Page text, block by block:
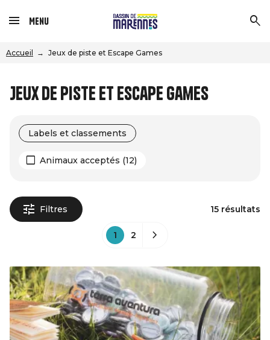
Menu
Accueil Jeux de piste et Escape Games
Jeux de piste et Escape Games
Labels et classements
Animaux acceptés (12)
Filtres 15 résultats
1 2